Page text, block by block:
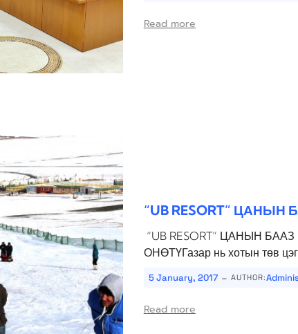
Read more
“UB RESORT”
“UB RESORT” ЦАНЫН
ОНӨТҮГазар нь хотын төв
5 January, 2017 - AUTHOR:
Read more